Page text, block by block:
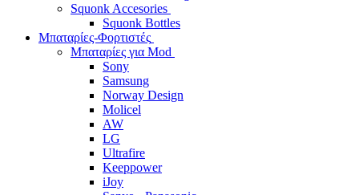
Squonk Accesories
Squonk Bottles
Μπαταρίες-Φορτιστές
Μπαταρίες για Mod
Sony
Samsung
Norway Design
Molicel
AW
LG
Ultrafire
Keeppower
iJoy